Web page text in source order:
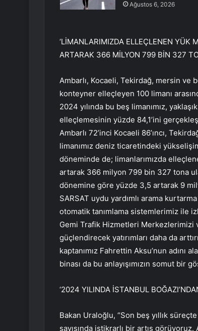
Ağustos 6, 2026
‘LİMANLARIMIZDA ELLEÇLENEN YÜK
ARTARAK 366 MİLYON 799 BİN 327
Ambarlı, Kocaeli, Tekirdağ, mersin ve
konteyner elleçleyen 100 limanı
2024 yılında bu beş limanımız,
elleçlemesinin yüzde 84,1’ini
Ambarlı 72’inci Kocaeli 86’ıncı,
limanımız deniz ticaretindeki
döneminde de; limanlarımızda
artarak 366 milyon 799 bin 327 tona
dönemine göre yüzde 3,5 artarak 9
SARSAT uydu yardımlı arama
otomatik tanımlama sistemlerimiz ile
Gemi Trafik Hizmetleri Merkezlerimizi
güçlendirecek yatırımları daha da
kaptanımız Fahrettin Aksu’nun adını
binası da bu anlayışımızın somut bir
‘2024 YILINDA İSTANBUL
Bakan Uraloğlu, “Son beş yıllık
sayısında istikrarlı bir artış